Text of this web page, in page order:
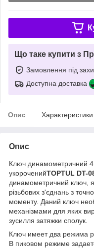
Що таке купити з
Замовлення під
Доступна доставка
Опис Характеристики
Опис
Ключ динамометричний
укороченийTOPTUL DT-
динамометричний ключ,
різьбових з'єднань з
моменту. Даний ключ
механізмами для яких
зусилля затяжки сполук.
Ключ имеет два режима
В пиковом режиме